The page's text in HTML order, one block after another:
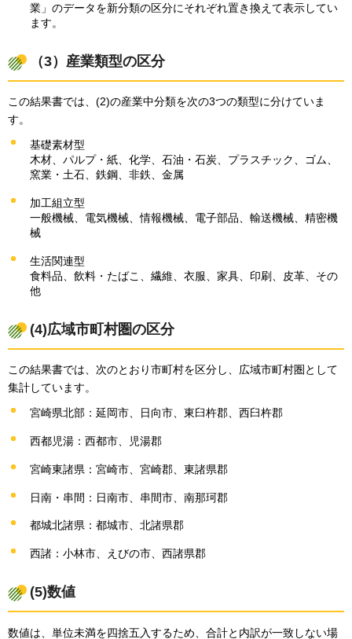
業」のデータを新分類の区分にそれぞれ置き換えて表示してい
ます。
（3）産業類型の区分
この結果書では、(2)の産業中分類を次の3つの類型に分けていま
す。
基礎素材型
木材、パルプ・紙、化学、石油・石炭、プラスチック、ゴム、
窯業・土石、鉄鋼、非鉄、金属
加工組立型
一般機械、電気機械、情報機械、電子部品、輸送機械、精密機
械
生活関連型
食料品、飲料・たばこ、繊維、衣服、家具、印刷、皮革、その
他
(4)広域市町村圏の区分
この結果書では、次のとおり市町村を区分し、広域市町村圏として
集計しています。
宮崎県北部：延岡市、日向市、東臼杵郡、西臼杵郡
西都児湯：西都市、児湯郡
宮崎東諸県：宮崎市、宮崎郡、東諸県郡
日南・串間：日南市、串間市、南那珂郡
都城北諸県：都城市、北諸県郡
西諸：小林市、えびの市、西諸県郡
(5)数値
数値は、単位未満を四捨五入するため、合計と内訳が一致しない場